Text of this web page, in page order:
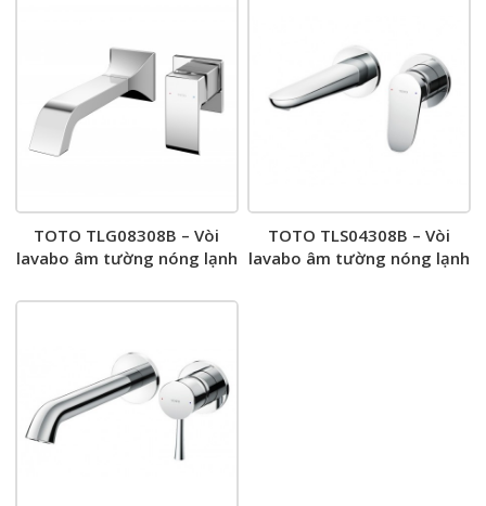
TOTO TLG08308B – Vòi
lavabo âm tường nóng lạnh
TOTO TLS04308B – Vòi
lavabo âm tường nóng lạnh